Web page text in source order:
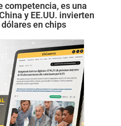
competencia, es una
y EE.UU. invierten
en chips